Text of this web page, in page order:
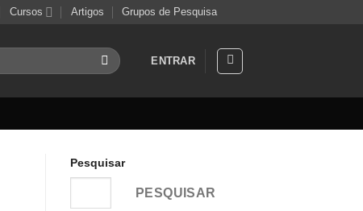
Cursos Artigos Grupos de Pesquisa
ENTRAR
Pesquisar
PESQUISAR